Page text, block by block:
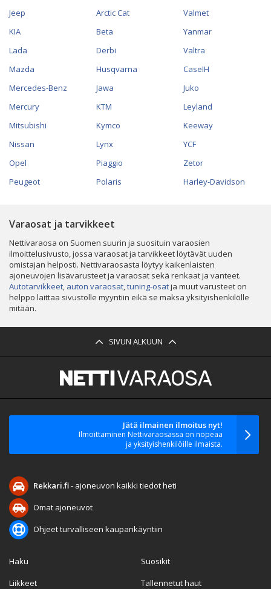
Jeep
KIA
Lada
Mazda
Mercedes-Benz
Mercury
Mitsubishi
Nissan
Opel
Peugeot
Arctic Cat
Beta
Derbi
Husqvarna
Jawa
KTM
Kymco
Lynx
Piaggio
Polaris
Valmet
Yanmar
Valtra
CaseIH
Juko
Leyland
Keeway
YCF
Zetor
Harley-Davidson
Varaosat ja tarvikkeet
Nettivaraosa on Suomen suurin ja suosituin varaosien
ilmoittelusivusto, jossa varaosat ja tarvikkeet löytävät uuden
omistajan helposti. Nettivaraosasta löytyy kaikenlaisten
ajoneuvojen lisävarusteet ja varaosat sekä renkaat ja vanteet.
Autotarvikkeet, auton varaosat,tuning-osatja muut varusteet on
helppo laittaa sivustolle myyntiin eikä se maksa yksityishenkilölle
mitään.
SIVUN ALKUUN
Jätä ilmainen ilmoitus nyt!
Ilmoittaminen Nettivaraosassa on nopeaa
ja yksityishenkilöille ilmaista.
Rekkari.fi- ajoneuvon kaikki tiedot heti
Omat ajoneuvot
Ohjeet turvalliseen kaupankäyntiin
Haku
Liikkeet
Suosikit
Tallennetut haut